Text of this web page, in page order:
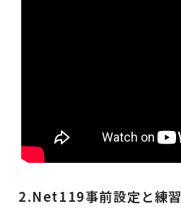
2.Net119事前設定と練習